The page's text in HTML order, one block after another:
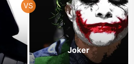
Joker